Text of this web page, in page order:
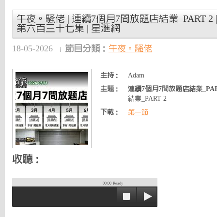
午夜。騷佬 | 連續7個月7間放題店結業_PART 2
第六百三十七集 | 星滙網
18-05-2026 節目分類： 午夜。騷佬
主持：
Adam
主題：
連續7個月7間放題店結業
結業_PART 2
下載：
第一節
收聽：
00:00 Ready